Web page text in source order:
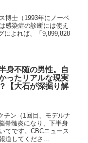
博士（1993年にノーベ
感染症の診断には使え
によれば、「9,899,828
身不随の男性。自
ったリアルな現実
【大石が深掘り解
チン（1回目、モデルナ
脊髄炎になり、下半身
てです。CBCニュース
道してくださ...